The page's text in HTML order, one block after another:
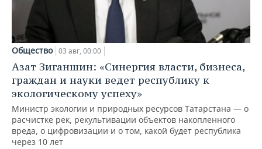
Общество 03 авг, 00:00
Азат Зиганшин: «Синергия власти, бизнеса,
граждан и науки ведет республику к
экологическому успеху»
Министр экологии и природных ресурсов Татарстана — о
расчистке рек, рекультивации объектов накопленного
вреда, о цифровизации и о том, какой будет республика
через 10 лет